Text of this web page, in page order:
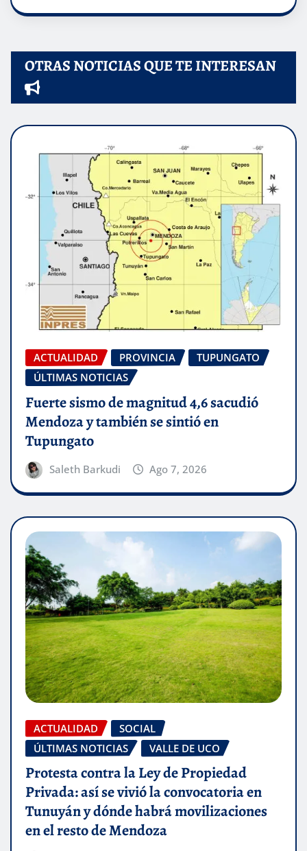
OTRAS NOTICIAS QUE TE INTERESAN
ACTUALIDAD PROVINCIA
TUPUNGATO
ÚLTIMAS NOTICIAS
Fuerte sismo de magnitud 4,6 sacudió
Mendoza y también se sintió en
Tupungato
Saleth Barkudi Ago 7, 2026
ACTUALIDAD
SOCIAL
ÚLTIMAS NOTICIAS
VALLE DE UCO
Protesta contra la Ley de Propiedad
Privada: así se vivió la convocatoria en
Tunuyán y dónde habrá movilizaciones
en el resto de Mendoza